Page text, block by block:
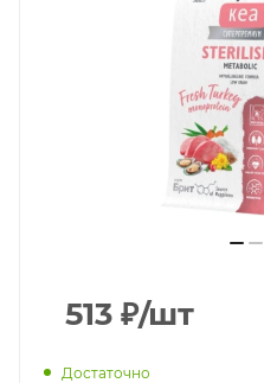
513 ₽/шт
Достаточно